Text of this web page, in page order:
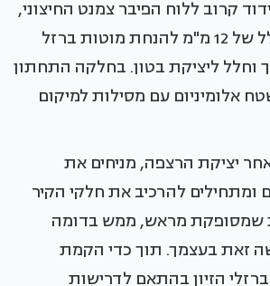
קרוב ללוח הפיבר צמנט החיצוני,
במרכז התבנית חלל של 12 מ"מ להנחת מוטות ברזל
וחלל ליציקת בטון. בחלקה התחתון
אלומיניום עם מסילות למיקום
יציקת הרצפה, מניחים את
ומתחילים להרכיב את חלקי הקיר
שמסופקת מראש, ממש בדומה
זאת בעצמך. תוך כדי הקמת
הזיון בהתאם לדרישות